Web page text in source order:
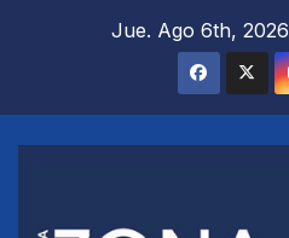
Jue. Ago 6th, 2026